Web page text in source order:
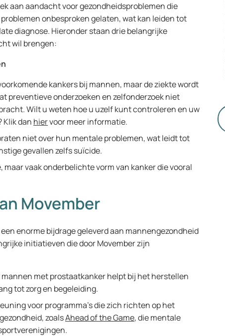
aan aandacht voor gezondheidsproblemen die
onbesproken gelaten, wat kan leiden tot
diagnose. Hieronder staan drie belangrijke
wil brengen:
kankers bij mannen, maar de ziekte wordt
preventieve onderzoeken en zelfonderzoek niet
Wilt u weten hoe u uzelf kunt controleren en uw
Klik dan hiervoor meer informatie.
niet over hun mentale problemen, wat leidt tot
gevallen zelfs suïcide.
maar vaak onderbelichte vorm van kanker die vooral
Movember
enorme bijdrage geleverd aan mannengezondheid
initiatieven die door Movember zijn
met prostaatkanker helpt bij het herstellen
tot zorg en begeleiding.
voor programma’s die zich richten op het
zoalsAhead of the Game, die mentale